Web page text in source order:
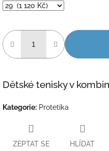
cena:
Dětské tenisky v
Kategorie: Protetika
ZEPTAT SE HLÍDAT